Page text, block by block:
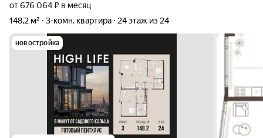
от 676 064 ₽ в месяц
148,2 м²
3-комн. квартира 24 этаж из 24
новостройка